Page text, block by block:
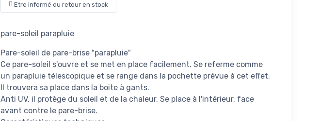
Etre informé du retour en stock
pare-soleil parapluie
Pare-soleil de pare-brise "parapluie"
Ce pare-soleil s'ouvre et se met en place facilement. Se referme comme
un parapluie télescopique et se range dans la pochette prévue à cet effet.
Il trouvera sa place dans la boite à gants.
Anti UV, il protège du soleil et de la chaleur. Se place à l'intérieur, face
avant contre le pare-brise.